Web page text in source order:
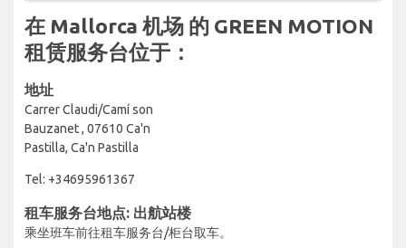
在 Mallorca 机场 的 GREEN MOTION
租赁服务台位于：
地址
Carrer Claudi/Camí son
Bauzanet , 07610 Ca'n
Pastilla, Ca'n Pastilla
Tel: +34695961367
租车服务台地点: 出航站楼
乘坐班车前往租车服务台/柜台取车。